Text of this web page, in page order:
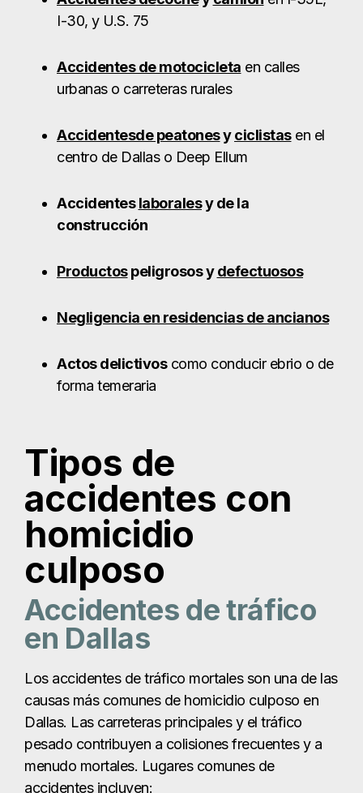
Accidenteslaborales
Productospeligrosos ydefectuosos
Negligencia en residencias de ancianos
forma temeraria
Tipos de
accidentes con
homicidio
culposo
en Dallas
Los accidentes de tráfico mortales son una de las
causas más comunes de homicidio culposo en
Dallas. Las carreteras principales y el tráfico
pesado contribuyen a colisiones frecuentes y a
menudo mortales. Lugares comunes de
accidentes incluyen:
frecuentes colisiones a alta velocidad y de
varios vehículos
Autopista LBJ (I-635): carriles
congestionados y conducción agresiva que